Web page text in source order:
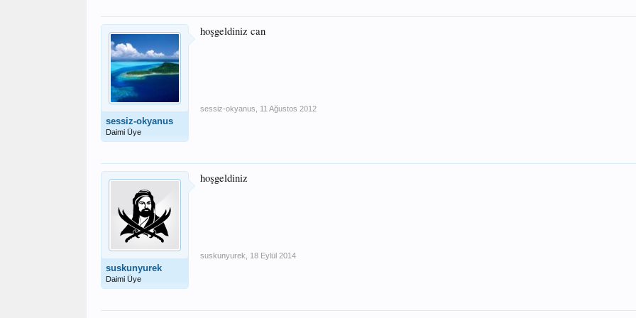
sessiz-okyanus
Daimi Üye
hoşgeldiniz can
sessiz-okyanus 11 Ağustos 2012
suskunyurek
Daimi Üye
hoşgeldiniz
suskunyurek 18 Eylül 2014